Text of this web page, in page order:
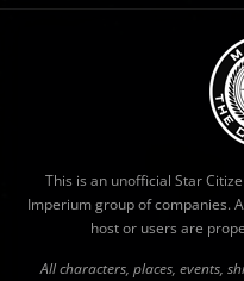
This is an unofficial Star
Imperium group of companies.
host or users are
All characters, places, events,